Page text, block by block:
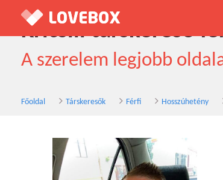
Kricsiii társkereső
A szerelem legjobb
Főoldal Társkeresők Férfi Hosszúhetény